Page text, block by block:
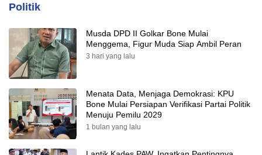
Politik
Musda DPD II Golkar Bone Mulai
Menggema, Figur Muda Siap Ambil Peran
3 hari yang lalu
Menata Data, Menjaga Demokrasi: KPU
Bone Mulai Persiapan Verifikasi Partai Politik
Menuju Pemilu 2029
1 bulan yang lalu